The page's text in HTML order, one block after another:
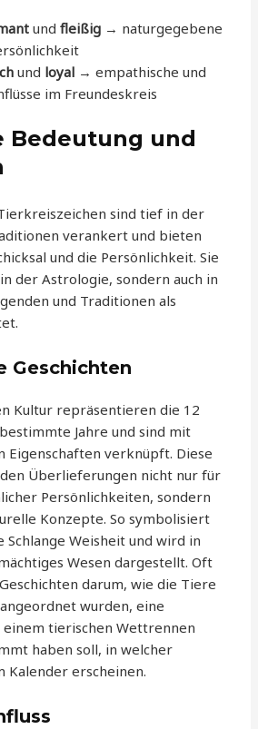
undfleißig → naturgegebene
und loyal → empathische und
im Freundeskreis
Bedeutung und
sind tief in der
verankert und bieten
und die Persönlichkeit. Sie
der Astrologie, sondern auch in
und Traditionen als
Geschichten
Kultur repräsentieren die 12
Jahre und sind mit
Eigenschaften verknüpft. Diese
Überlieferungen nicht nur für
Persönlichkeiten, sondern
Konzepte. So symbolisiert
Schlange Weisheit und wird in
Wesen dargestellt. Oft
darum, wie die Tiere
wurden, eine
einem tierischen Wettrennen
haben soll, in welcher
Kalender erscheinen.